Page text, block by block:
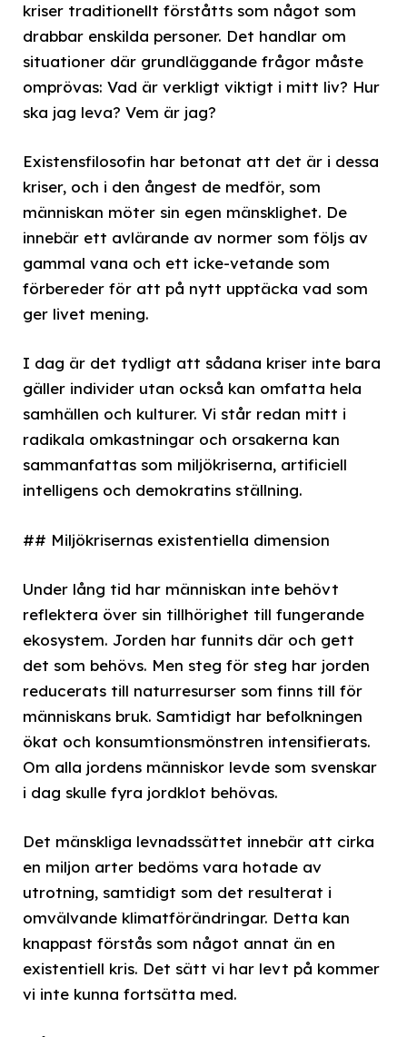
kriser traditionellt förståtts som något som
drabbar enskilda personer. Det handlar om
situationer där grundläggande frågor måste
omprövas: Vad är verkligt viktigt i mitt liv? Hur
ska jag leva? Vem är jag?
Existensfilosofin har betonat att det är i dessa
kriser, och i den ångest de medför, som
människan möter sin egen mänsklighet. De
innebär ett avlärande av normer som följs av
gammal vana och ett icke-vetande som
förbereder för att på nytt upptäcka vad som
ger livet mening.
I dag är det tydligt att sådana kriser inte bara
gäller individer utan också kan omfatta hela
samhällen och kulturer. Vi står redan mitt i
radikala omkastningar och orsakerna kan
sammanfattas som miljökriserna, artificiell
intelligens och demokratins ställning.
## Miljökrisernas existentiella dimension
Under lång tid har människan inte behövt
reflektera över sin tillhörighet till fungerande
ekosystem. Jorden har funnits där och gett
det som behövs. Men steg för steg har jorden
reducerats till naturresurser som finns till för
människans bruk. Samtidigt har befolkningen
ökat och konsumtionsmönstren intensifierats.
Om alla jordens människor levde som svenskar
i dag skulle fyra jordklot behövas.
Det mänskliga levnadssättet innebär att cirka
en miljon arter bedöms vara hotade av
utrotning, samtidigt som det resulterat i
omvälvande klimatförändringar. Detta kan
knappast förstås som något annat än en
existentiell kris. Det sätt vi har levt på kommer
vi inte kunna fortsätta med.